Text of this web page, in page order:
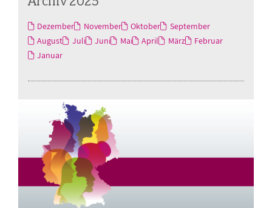
Dezember November Oktober
September
August
Juli Juni Mai April März
Februar
Januar